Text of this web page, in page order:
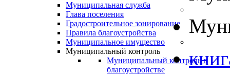
Муниципальная служба
Глава поселения
Градостроительное зонирование
Правила благоустройства
Муниципальное имущество
Муниципальный контроль
Муниципальный контроль в
благоустройстве